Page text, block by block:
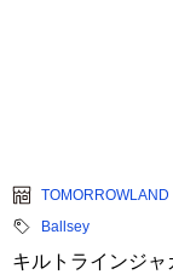
TOMORROWLAND
Ballsey
キルトラインジ